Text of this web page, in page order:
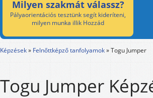
Milyen szakmát válassz?
Pályaorientációs tesztünk segít kideríteni,
milyen munka illik Hozzád
Képzések» Felnőttképző tanfolyamok»Togu Jumper
Togu Jumper